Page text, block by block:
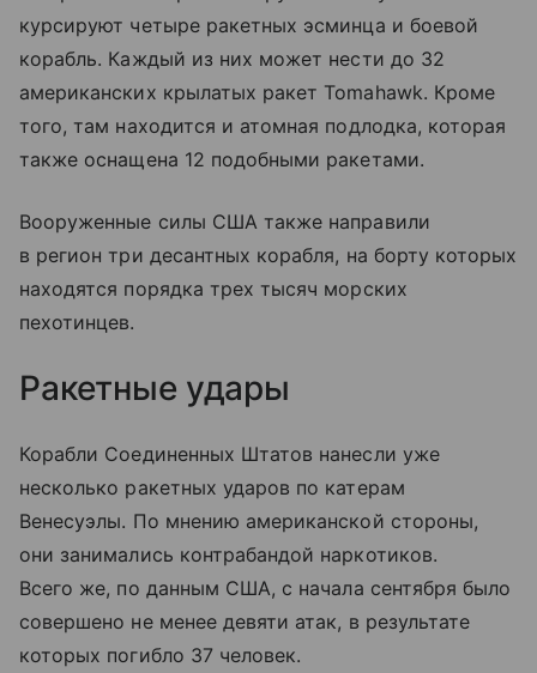
курсируют четыре ракетных эсминца и боевой
корабль. Каждый из них может нести до 32
американских крылатых ракет Tomahawk. Кроме
того, там находится и атомная подлодка, которая
также оснащена 12 подобными ракетами.
Вооруженные силы США также направили
в регион три десантных корабля, на борту которых
находятся порядка трех тысяч морских
пехотинцев.
Ракетные удары
Корабли Соединенных Штатов нанесли уже
несколько ракетных ударов по катерам
Венесуэлы. По мнению американской стороны,
они занимались контрабандой наркотиков.
Всего же, по данным США, с начала сентября было
совершено не менее девяти атак, в результате
которых погибло 37 человек.